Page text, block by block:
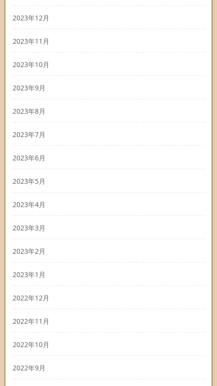
2023年12月
2023年11月
2023年10月
2023年9月
2023年8月
2023年7月
2023年6月
2023年5月
2023年4月
2023年3月
2023年2月
2023年1月
2022年12月
2022年11月
2022年10月
2022年9月